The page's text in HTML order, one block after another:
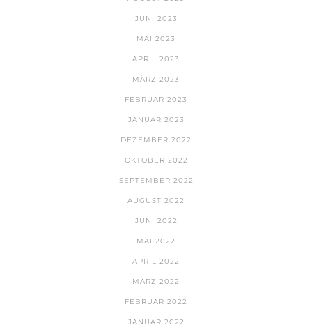
JUNI 2023
MAI 2023
APRIL 2023
MÄRZ 2023
FEBRUAR 2023
JANUAR 2023
DEZEMBER 2022
OKTOBER 2022
SEPTEMBER 2022
AUGUST 2022
JUNI 2022
MAI 2022
APRIL 2022
MÄRZ 2022
FEBRUAR 2022
JANUAR 2022